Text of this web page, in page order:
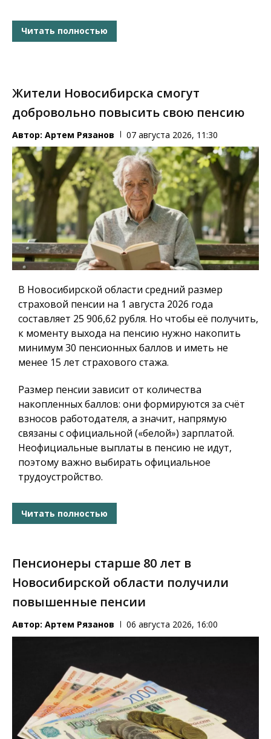
Читать полностью
Жители Новосибирска смогут
добровольно повысить свою пенсию
Автор: Артем Рязанов 07 августа 2026, 11:30
В Новосибирской области средний размер
страховой пенсии на 1 августа 2026 года
составляет 25 906,62 рубля. Но чтобы её получить,
к моменту выхода на пенсию нужно накопить
минимум 30 пенсионных баллов и иметь не
менее 15 лет страхового стажа.
Размер пенсии зависит от количества
накопленных баллов: они формируются за счёт
взносов работодателя, а значит, напрямую
связаны с официальной («белой») зарплатой.
Неофициальные выплаты в пенсию не идут,
поэтому важно выбирать официальное
трудоустройство.
Читать полностью
Пенсионеры старше 80 лет в
Новосибирской области получили
повышенные пенсии
Автор: Артем Рязанов 06 августа 2026, 16:00